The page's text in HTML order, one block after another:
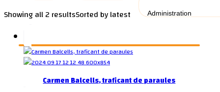
Showing all 2 resultsSorted by latest
Carmen Balcells, traficant de paraules